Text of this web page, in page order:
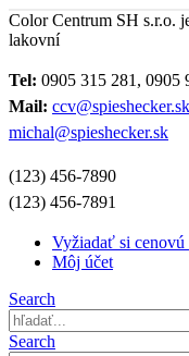
Color Centrum SH s.r.o.
lakovní
Tel: 0905 315 281, 0905
Mail: ccv@spieshecker.sk
michal@spieshecker.sk
(123) 456-7890
(123) 456-7891
Vyžiadať si cenovú
Môj účet
Search
Search